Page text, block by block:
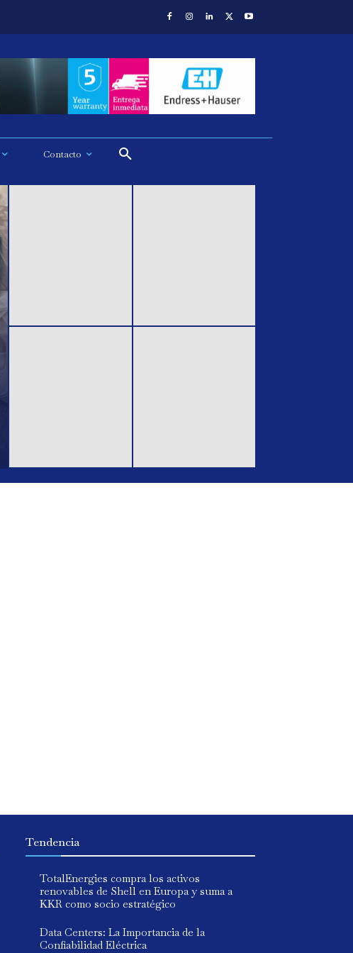
Contacto
Tendencia
TotalEnergies compra los activos
renovables de Shell en Europa y suma a
KKR como socio estratégico
Data Centers: La Importancia de la
Confiabilidad Eléctrica